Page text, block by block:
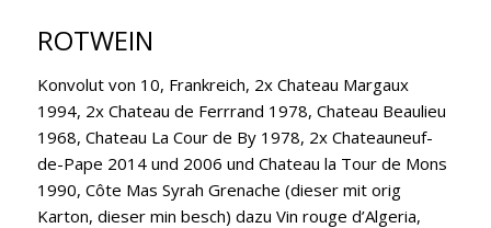
ROTWEIN
Konvolut von 10, Frankreich, 2x Chateau Margaux
1994, 2x Chateau de Ferrrand 1978, Chateau Beaulieu
1968, Chateau La Cour de By 1978, 2x Chateauneuf-
de-Pape 2014 und 2006 und Chateau la Tour de Mons
1990, Côte Mas Syrah Grenache (dieser mit orig
Karton, dieser min besch) dazu Vin rouge d’Algeria,